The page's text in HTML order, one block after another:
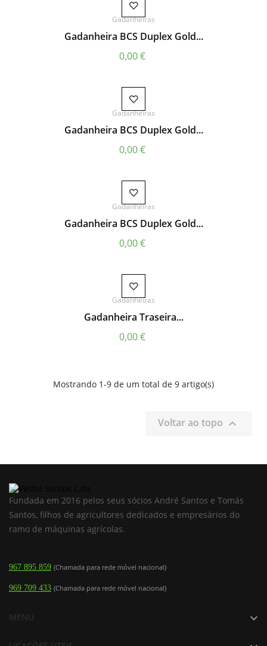
Gadanheiras
Gadanheira BCS Duplex Gold...
Preço
0,00 €
Gadanheiras
Gadanheira BCS Duplex Gold...
Preço
0,00 €
Gadanheiras
Gadanheira BCS Duplex Gold...
Preço
0,00 €
Gadanheiras
Gadanheira Traseira...
Preço
0,00 €
Mostrando 1-9 de um total de 9 artigo(s)
Voltar ao topo 
Fundada em 2016 pelos seus sócios André Santos e Tomás
Santos, filhos de agricultores dedicados e empresários do
ramo de máquinas agrícolas.
967 895 859 (Chamada para rede móvel nacional)
969 709 433 (Chamada para rede móvel nacional)
MENU 